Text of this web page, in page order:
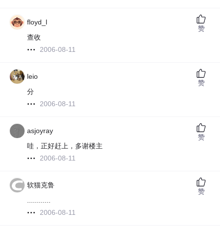
floyd_l
查收
2006-08-11
赞
leio
分
2006-08-11
赞
asjoyray
哇，正好赶上，多谢楼主
2006-08-11
赞
软猫克鲁
............
2006-08-11
赞